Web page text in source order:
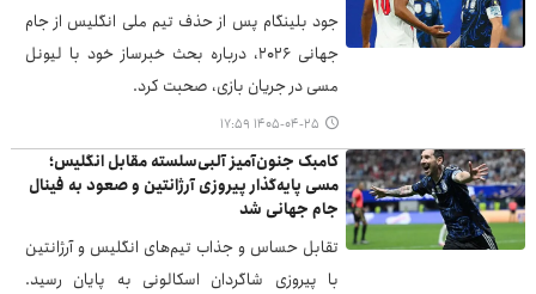
جود بلینگام پس از حذف تیم ملی انگلیس از جام
جهانی ۲۰۲۶، درباره بحث خبرساز خود با لیونل
مسی در جریان بازی، صحبت کرد.
۱۴۰۵-۰۴-۲۵ ۱۷:۵۹
کامبک جنون‌آمیز آلبی‌سلسته مقابل انگلیس؛
مسی پایه‌گذار پیروزی آرژانتین و صعود به فینال
جام جهانی شد
تقابل حساس و جذاب تیم‌های انگلیس و آرژانتین
با پیروزی شاگردان اسکالونی به پایان رسید.